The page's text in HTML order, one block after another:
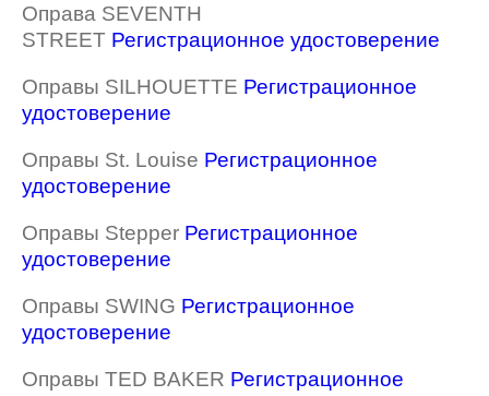
Оправа SEVENTH
STREET Регистрационное удостоверение
Оправы SILHOUETTE Регистрационное
удостоверение
Оправы St. Louise Регистрационное
удостоверение
Оправы Stepper Регистрационное
удостоверение
Оправы SWING Регистрационное
удостоверение
Оправы TED BAKER Регистрационное